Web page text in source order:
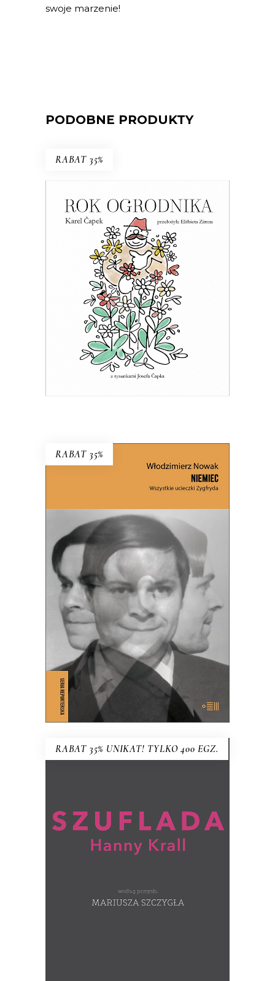
swoje marzenie!
PODOBNE PRODUKTY
RABAT 35%
ROK OGRODNIKA
Esej o ogrodnictwie – z czeskim
przymrużeniem oka
61.00zł 39.65zł
KSIĄŻKA DO KOSZYKA
RABAT 35%
E-BOOK DO KOSZYKA
NIEMIEC. WSZYSTKIE
UCIECZKI ZYGFRYDA
Czy Zygfryd Kapela zdradził Niemcy z
Polską, czy Polskę z Niemcami?
61.00 39.65zł
KSIĄŻKA DO KOSZYKA
RABAT 35% UNIKAT! TYLKO 400 EGZ.
pomysłu MARIUSZA SZCZYGŁA
Co Hanna Krall trzyma w szufladzie?
(ręcznie numerowane egzemplarze –